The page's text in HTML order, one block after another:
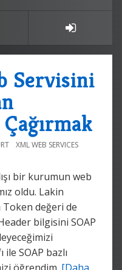
Servisini
XML WEB SERVICES
bir kurumun web
oldu. Lakin
değeri de
bilgisini SOAP
SOAP bazlı